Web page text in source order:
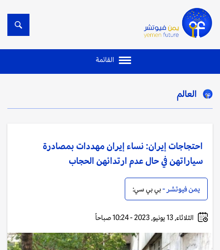
القائمة
العالم
احتجاجات إيران: نساء إيران مهددات بمصادرة
سياراتهن في حال عدم ارتدائهن الحجاب
يمن فيوتشر -بي بي سي:
الثلاثاء, 13 يونيو, 2023 - 10:24 صباحاً